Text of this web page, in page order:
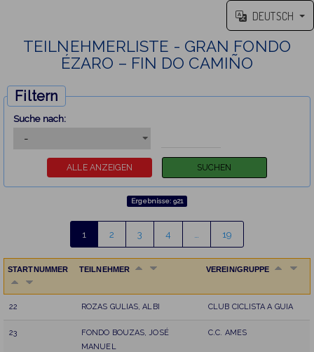
DEUTSCH
TEILNEHMERLISTE - GRAN FONDO
ÉZARO – FIN DO CAMIÑO
Filtern
Suche nach:
Ergebnisse: 921
1 2 3 4 19
STARTNUMMER TEILNEHMER VEREIN/GRUPPE
22 ROZAS GULIAS, ALBI CLUB CICLISTA A GUIA
23
FONDO BOUZAS, JOSÉ
MANUEL
C.C. AMES